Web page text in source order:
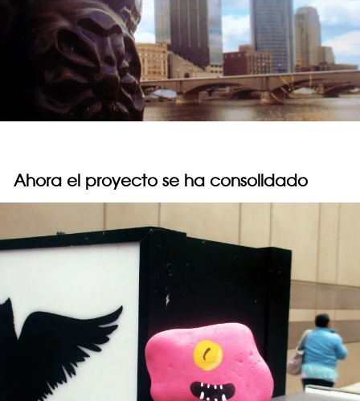
Ahora el proyecto se ha consolidado